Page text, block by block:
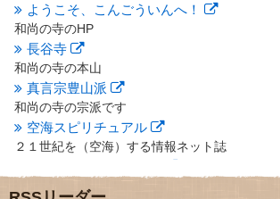
2012年8月
(9)
2012年7月(10)
2012年6月
2012年5月(16)
2012年4月 (16)
2012年3月(17)
2012年2月(20)
2012年1月(25)
2011年11月(28)
ようこそ、こんごういんへ！
和尚の寺のHP
長谷寺
和尚の寺の本山
真言宗豊山派
和尚の寺の宗派です
空海スピリチュアル
２１世紀を（空海）する情報ネット誌
地域のライターさんです